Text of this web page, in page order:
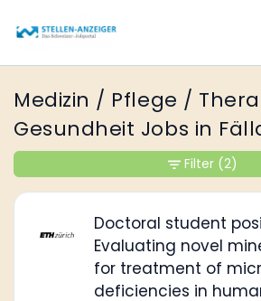
Medizin / Pflege /
Gesundheit Jobs in
Doctoral student
Evaluating novel
for treatment of
deficiencies in
Filter (2)